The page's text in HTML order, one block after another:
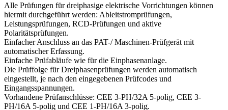
Alle Prüfungen für dreiphasige elektrische Vorrichtungen können
hiermit durchgeführt werden: Ableitstromprüfungen,
Leistungsprüfungen, RCD-Prüfungen und aktive
Polaritätsprüfungen.
Einfacher Anschluss an das PAT-/ Maschinen-Prüfgerät mit
automatischer Erfassung.
Einfache Prüfabläufe wie für die Einphasenanlage.
Die Prüffolge für Dreiphasenprüfungen werden automatisch
eingestellt, je nach den eingegebenen Prüfcodes und
Eingangsspannungen.
Vorhandene Prüfanschlüsse: CEE 3-PH/32A 5-polig, CEE 3-
PH/16A 5-polig und CEE 1-PH/16A 3-polig.